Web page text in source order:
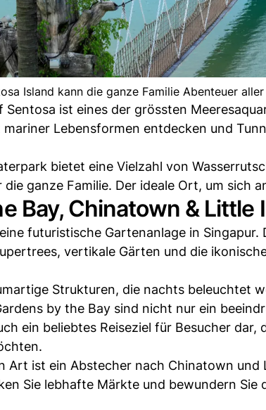
Island kann die ganze Familie Abenteuer
Sentosa ist eines der grössten
Lebensformen entdecken und
bietet eine Vielzahl von
ganze Familie. Der ideale Ort, um sich
Bay, Chinatown & Little
futuristische Gartenanlage in Singapur.
vertikale Gärten und die
Strukturen, die nachts beleuchtet
by the Bay sind nicht nur ein
ein beliebtes Reiseziel für Besucher dar,
Art ist ein Abstecher nach Chinatown und
Sie lebhafte Märkte und bewundern Sie